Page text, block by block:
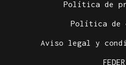
Política de
Política de
Aviso legal y
FEDER